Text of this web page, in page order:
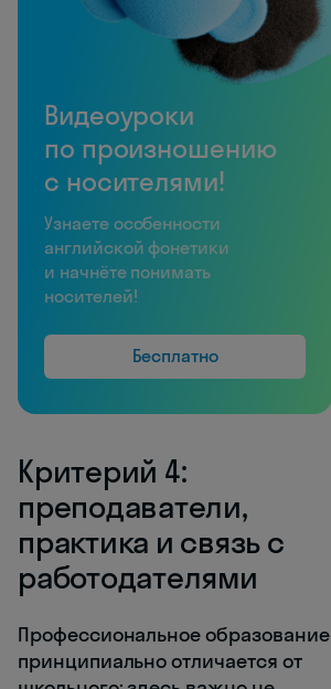
Видеоуроки
по произношению
с носителями!
Узнаете особенности
английской фонетики
и начнёте понимать
носителей!
Бесплатно
Критерий 4:
преподаватели,
практика и связь с
работодателями
Профессиональное образование
принципиально отличается от